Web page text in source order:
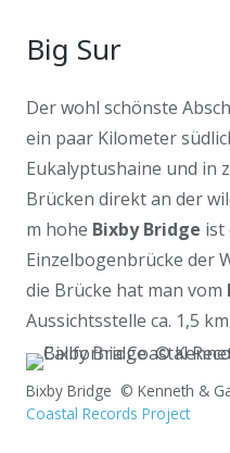
Big Sur
Der wohl schönste
ein paar Kilometer
Eukalyptushaine und in
Brücken direkt an der
m hohe Bixby Bridge ist
Einzelbogenbrücke der
die Brücke hat man vom
Aussichtsstelle ca. 1,5
Bixby Bridge © Kenneth &
Coastal Records Project